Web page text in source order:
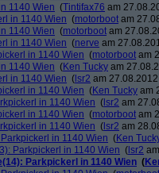
1140 Wien (Tintifax76 am
in 1140 Wien (motorboot am
1140 Wien (motorboot am
in 1140 Wien (nerve am
in 1140 Wien (motorboot am
1140 Wien (Ken Tucky am
in 1140 Wien ( lsr2 am
in 1140 Wien (Ken Tucky am
in 1140 Wien ( lsr2 am
in 1140 Wien (motorboot am
in 1140 Wien ( lsr2 am
in 1140 Wien (Ken
Parkpickerl in 1140 Wien ( lsr2
Parkpickerl in 1140 Wien (